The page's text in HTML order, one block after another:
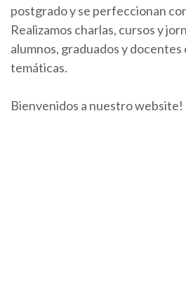
postgrado y se perfeccionan
Realizamos charlas, cursos y
alumnos, graduados y
temáticas.
Bienvenidos a nuestro website!